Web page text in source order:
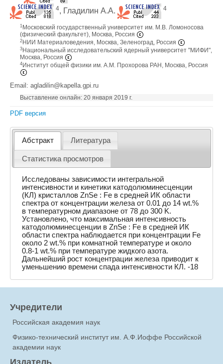
4, Гладилин А.А. 4
1 Московский государственный университет им. М.В. Ломоносова
(физический факультет), Москва, Россия
2 НИИ Материаловедения, Москва, Зеленоград, Россия
3 Национальный исследовательский ядерный университет "МИФИ",
Москва, Россия
4 Институт общей физики им. А.М. Прохорова РАН, Москва, Россия
Email: agladilin@kapella.gpi.ru
Выставление онлайн: 20 января 2019 г.
PDF версия
Абстракт Литература
Статистика просмотров
Исследованы зависимости интегральной
интенсивности и кинетики катодолюминесценции
(КЛ) кристаллов ZnSe : Fe в средней ИК области
спектра от концентрации железа от 0.01 до 14 wt.%
в температурном диапазоне от 78 до 300 K.
Установлено, что максимальная интенсивность
катодолюминесценции в ZnSe : Fe в средней ИК
области спектра наблюдается при концентрации Fe
около 2 wt.% при комнатной температуре и около
0.8-1 wt.% при температуре жидкого азота.
Дальнейший рост концентрации железа приводит к
уменьшению времени спада интенсивности КЛ. -18
Учредители
Российская академия наук
Физико-технический институт им. А.Ф.Иоффе Российской
академии наук